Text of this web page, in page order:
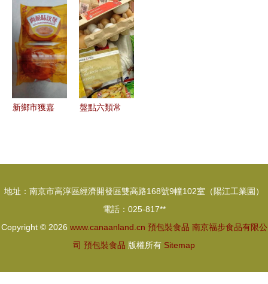
法監督銷毀
258千克不
合格進口預
包裝食品
食品標簽的
特殊要求詳
解
新鄉市獲嘉
個最嚴緣何
盤點六類常
你分得清
嗎？
地址：南京市高淳區經濟開發區雙高路168號9幢102室（陽江工業園）
電話：025-817**
Copyright © 2026 www.canaanland.cn 預包裝食品 南京福步食品有限公
司 預包裝食品 版權所有 Sitemap